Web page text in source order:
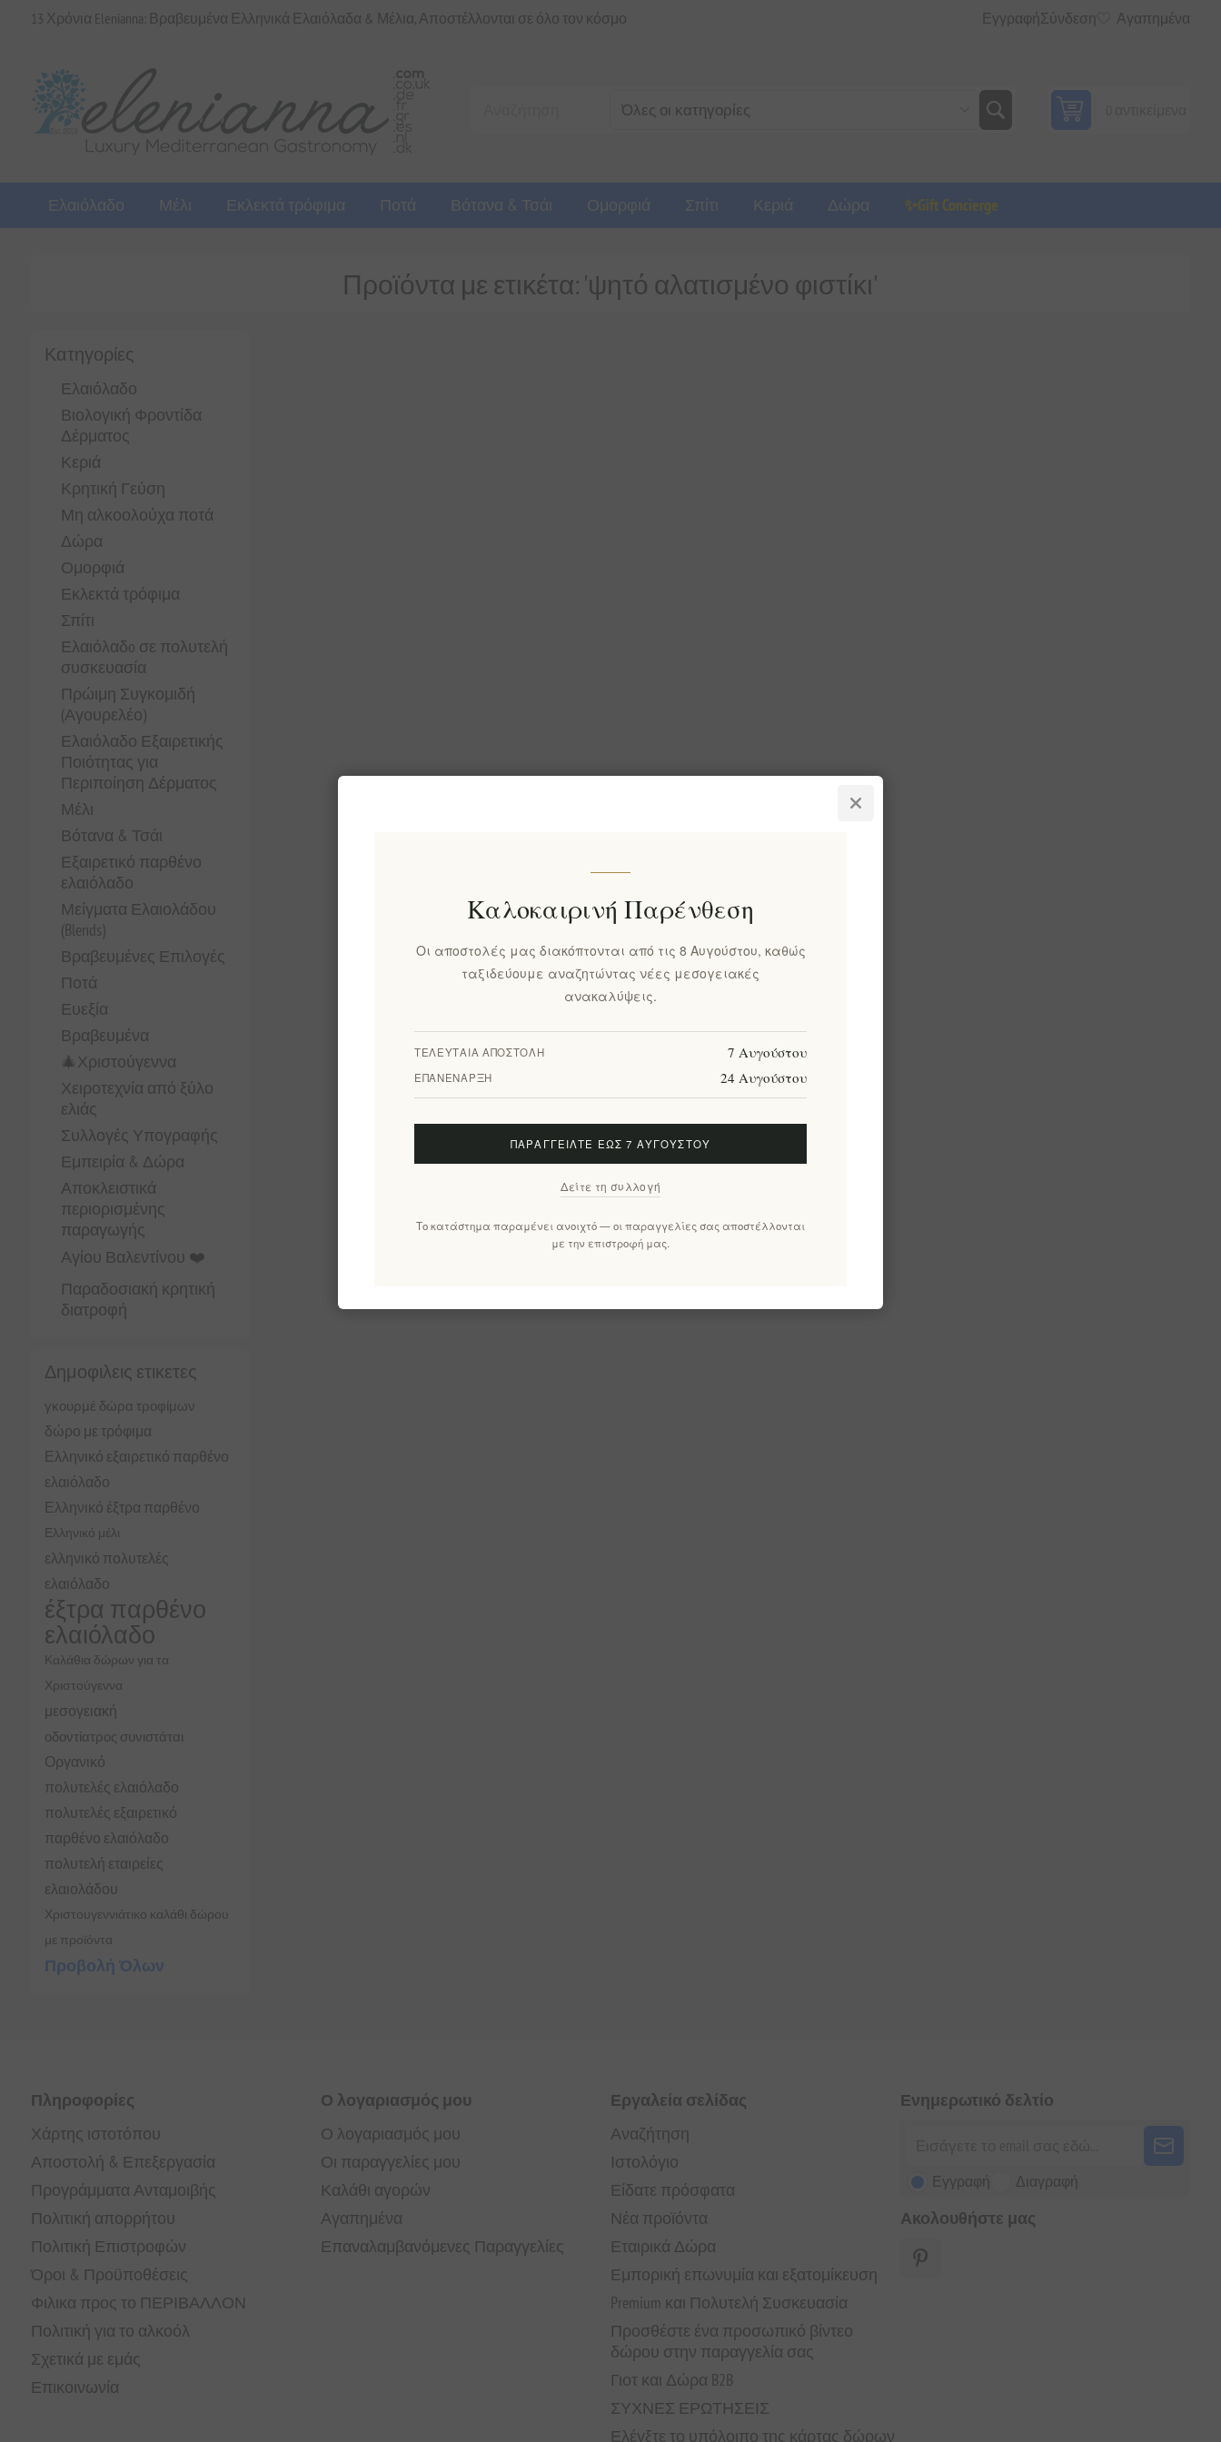
13 Χρόνια Elenianna: Βραβευμένα Ελληνικά Ελαιόλαδα & Μέλια, Αποστέλλονται σε όλο τον κόσμο ΕγγραφήΣύνδεση Αγαπημένα
Ελαιόλαδο Μέλι Εκλεκτά τρόφιμα Ποτά Βότανα & Τσάι Ομορφιά Σπίτι Κεριά Δώρα ✨Gift Concierge
Κατηγορίες
Ελαιόλαδο
Βιολογική Φροντίδα
Δέρματος
Κεριά
Κρητική Γεύση
Μη αλκοολούχα ποτά
Δώρα
Ομορφιά
Εκλεκτά τρόφιμα
Σπίτι
Ελαιόλαδo σε πολυτελή
συσκευασία
Πρώιμη Συγκομιδή
(Αγουρελέο)
Ελαιόλαδο Εξαιρετικής
Ποιότητας για
Περιποίηση Δέρματος
Μέλι
Βότανα & Τσάι
Εξαιρετικό παρθένο
ελαιόλαδο
Μείγματα Ελαιολάδου
(Blends)
Βραβευμένες Επιλογές
Ποτά
Ευεξία
Βραβευμένα
🎄Χριστούγεννα
Χειροτεχνία από ξύλο
ελιάς
Συλλογές Υπογραφής
Εμπειρία & Δώρα
Αποκλειστικά
περιορισμένης
παραγωγής
Αγίου Βαλεντίνου ❤️
Παραδοσιακή κρητική
διατροφή
Δημοφιλεις ετικετες
γκουρμέ δώρα τροφίμων
δώρο με τρόφιμα
Ελληνικό εξαιρετικό παρθένο
ελαιόλαδο
Ελληνικό έξτρα παρθένο
Ελληνικό μέλι
ελληνικό πολυτελές
ελαιόλαδο
έξτρα παρθένο
ελαιόλαδο
Καλάθια δώρων για τα
Χριστούγεννα
μεσογειακή
οδοντίατρος συνιστάται
Οργανικό
πολυτελές ελαιόλαδο
πολυτελές εξαιρετικό
παρθένο ελαιόλαδο
πολυτελή εταιρείες
ελαιολάδου
Χριστουγεννιάτικο καλάθι δώρου
με προϊόντα
Προβολή Όλων
Προϊόντα με ετικέτα: 'ψητό αλατισμένο φιστίκι'
Πληροφορίες
Χάρτης ιστοτόπου
Αποστολή & Επεξεργασία
Προγράμματα Ανταμοιβής
Πολιτική απορρήτου
Πολιτική Επιστροφών
Όροι & Προϋποθέσεις
Φιλικα προς το ΠΕΡΙΒΑΛΛΟΝ
Πολιτική για το αλκοόλ
Σχετικά με εμάς
Επικοινωνία
Ο λογαριασμός μου
Ο λογαριασμός μου
Οι παραγγελίες μου
Καλάθι αγορών
Αγαπημένα
Επαναλαμβανόμενες Παραγγελίες
Εργαλεία σελίδας
Αναζήτηση
Ιστολόγιο
Είδατε πρόσφατα
Νέα προϊόντα
Εταιρικά Δώρα
Εμπορική επωνυμία και εξατομίκευση
Premium και Πολυτελή Συσκευασία
Προσθέστε ένα προσωπικό βίντεο
δώρου στην παραγγελία σας
Γιοτ και Δώρα B2B
ΣΥΧΝΕΣ ΕΡΩΤΗΣΕΙΣ
Ελέγξτε το υπόλοιπο της κάρτας δώρων
Ενημερωτικό δελτίο
Εγγραφή Διαγραφή
Ακολουθήστε μας
Καλοκαιρινή Παρένθεση
Οι αποστολές μας διακόπτονται από τις 8 Αυγούστου, καθώς
ταξιδεύουμε αναζητώντας νέες μεσογειακές
ανακαλύψεις.
ΤΕΛΕΥΤΑΊΑ ΑΠΟΣΤΟΛΉ 7 Αυγούστου
ΕΠΑΝΈΝΑΡΞΗ 24 Αυγούστου
ΠΑΡΑΓΓΕΊΛΤΕ ΈΩΣ 7 ΑΥΓΟΎΣΤΟΥ
Δείτε τη συλλογή
Το κατάστημα παραμένει ανοιχτό — οι παραγγελίες σας αποστέλλονται
με την επιστροφή μας.